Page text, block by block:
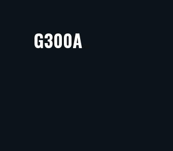
G300A